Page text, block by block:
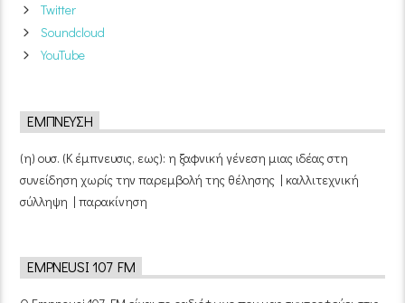
Twitter
Soundcloud
YouTube
ΈΜΠΝΕΥΣΗ
(η) ουσ. (Κ έμπνευσις, εως): η ξαφνική γένεση μιας ιδέας στη
συνείδηση χωρίς την παρεμβολή της θέλησης | καλλιτεχνική
σύλληψη | παρακίνηση
EMPNEUSI 107 FM